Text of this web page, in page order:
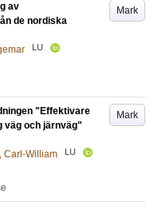
Mark
av
de nordiska
LU
Mark
"Effektivare
väg och järnväg"
Carl-William LU